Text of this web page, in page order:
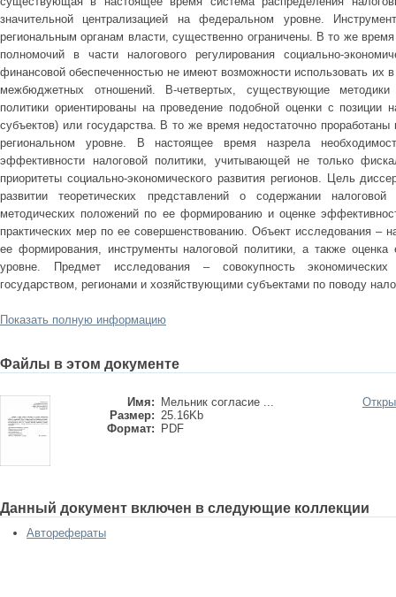
значительной централизацией на федеральном уровне.
региональным органам власти, существенно ограничены. В то же
полномочий в части налогового регулирования социально-
финансовой обеспеченностью не имеют возможности использовать их
межбюджетных отношений. В-четвертых, существующие методики
политики ориентированы на проведение подобной оценки с позиции
субъектов) или государства. В то же время недостаточно
региональном уровне. В настоящее время назрела
эффективности налоговой политики, учитывающей не только
приоритеты социально-экономического развития регионов. Цель
развитии теоретических представлений о содержании налоговой
методических положений по ее формированию и оценке
практических мер по ее совершенствованию. Объект исследования –
ее формирования, инструменты налоговой политики, а также
уровне. Предмет исследования – совокупность
государством, регионами и хозяйствующими субъектами по поводу
Показать полную информацию
Файлы в этом документе
Имя:
Мельник согласие ...
Размер: 25.16Kb
Формат:
PDF
Данный документ включен в следующие коллекции
Авторефераты